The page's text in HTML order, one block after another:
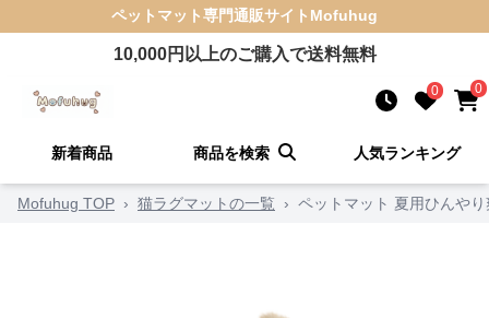
ペットマット専門通販サイト Mofuhug
10,000円以上のご購入で送料無料
0 0
新着商品 商品を検索 人気ランキング
Mofuhug TOP › 猫ラグマットの一覧 › ペットマット 夏用ひんや